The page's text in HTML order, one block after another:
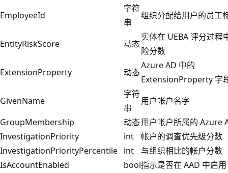
EmployeeId
字符
串
组织分配给用户的员工
EntityRiskScore 动态
实体在 UEBA 评分过程
险分数
ExtensionProperty
动态
Azure AD 中的
ExtensionProperty 字
GivenName
字符
串
用户帐户名字
GroupMembership
动态用户帐户所属的 Azure
InvestigationPriority
int
帐户的调查优先级分数
InvestigationPriorityPercentile int
与组织相比的帐户分数
IsAccountEnabled
bool指示是否在 AAD 中启